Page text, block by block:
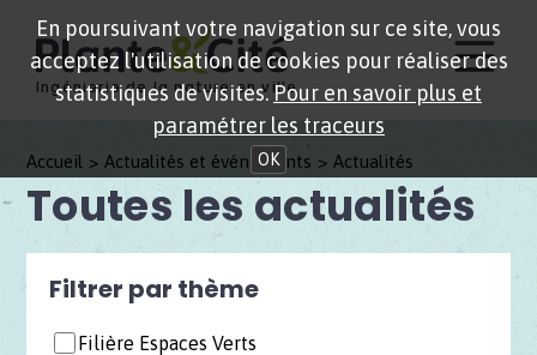
En poursuivant votre navigation sur ce site, vous
acceptez l'utilisation de cookies pour réaliser des
statistiques de visites.Pour en savoir plus et
paramétrer les traceurs
OK
Ingénierie de la nature en ville
Accueil Actualités et événements Actualités
Toutes les actualités
Filtrer par thème
Filière Espaces Verts